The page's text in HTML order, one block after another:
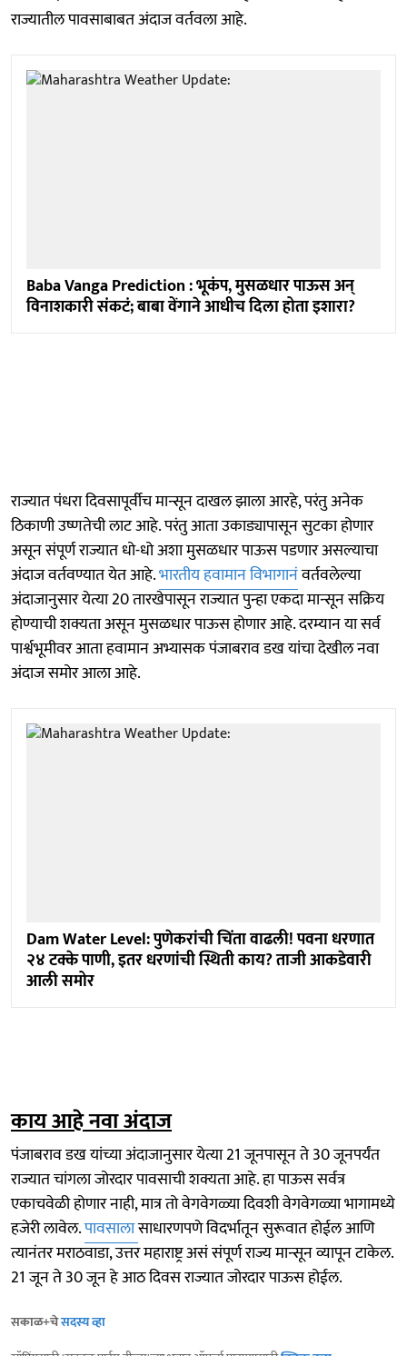
राज्यातील पावसाबाबत अंदाज वर्तवला आहे.
Baba Vanga Prediction : भूकंप, मुसळधार पाऊस अन्
विनाशकारी संकटं; बाबा वेंगाने आधीच दिला होता इशारा?
राज्यात पंधरा दिवसापूर्वीच मान्सून दाखल झाला आरहे, परंतु अनेक
ठिकाणी उष्णतेची लाट आहे. परंतु आता उकाड्यापासून सुटका होणार
असून संपूर्ण राज्यात धो-धो अशा मुसळधार पाऊस पडणार असल्याचा
अंदाज वर्तवण्यात येत आहे.भारतीय हवामान विभागानंवर्तवलेल्या
अंदाजानुसार येत्या 20 तारखेपासून राज्यात पुन्हा एकदा मान्सून सक्रिय
होण्याची शक्यता असून मुसळधार पाऊस होणार आहे. दरम्यान या सर्व
पार्श्वभूमीवर आता हवामान अभ्यासक पंजाबराव डख यांचा देखील नवा
अंदाज समोर आला आहे.
Dam Water Level: पुणेकरांची चिंता वाढली! पवना धरणात
२४ टक्के पाणी, इतर धरणांची स्थिती काय? ताजी आकडेवारी
आली समोर
काय आहे नवा अंदाज
पंजाबराव डख यांच्या अंदाजानुसार येत्या 21 जूनपासून ते 30 जूनपर्यंत
राज्यात चांगला जोरदार पावसाची शक्यता आहे. हा पाऊस सर्वत्र
एकाचवेळी होणार नाही, मात्र तो वेगवेगळ्या दिवशी वेगवेगळ्या भागामध्ये
हजेरी लावेल.पावसालासाधारणपणे विदर्भातून सुरूवात होईल आणि
त्यानंतर मराठवाडा, उत्तर महाराष्ट्र असं संपूर्ण राज्य मान्सून व्यापून टाकेल.
21 जून ते 30 जून हे आठ दिवस राज्यात जोरदार पाऊस होईल.
सकाळ+चेसदस्य व्हा